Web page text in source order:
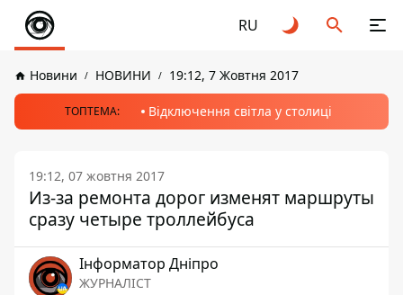
RU
Новини НОВИНИ 19:12, 7 Жовтня 2017
ТОПТЕМА: Відключення світла у столиці
19:12, 07 жовтня 2017
Из-за ремонта дорог изменят маршруты
сразу четыре троллейбуса
Інформатор Дніпро
ЖУРНАЛІСТ